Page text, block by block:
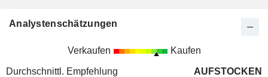
Analystenschätzungen
Verkaufen Kaufen
Durchschnittl. Empfehlung
AUFSTOCKEN